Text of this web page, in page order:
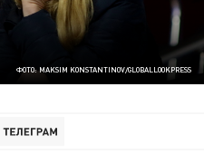
ФОТО: MAKSIM KONSTANTINOV/GLOBALLOOKPRESS